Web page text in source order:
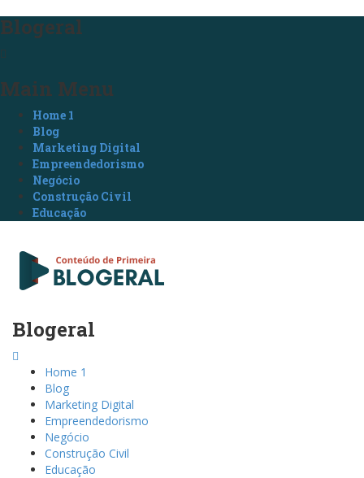
Blogeral
Main Menu
Home 1
Blog
Marketing Digital
Empreendedorismo
Negócio
Construção Civil
Educação
Blogeral
Home 1
Blog
Marketing Digital
Empreendedorismo
Negócio
Construção Civil
Educação